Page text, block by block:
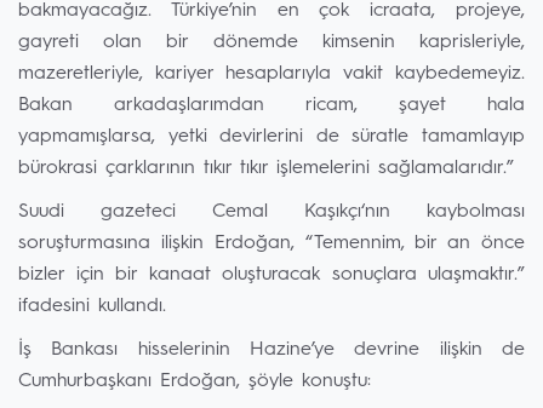
bakmayacağız. Türkiye’nin en çok icraata, projeye,
gayreti olan bir dönemde kimsenin kaprisleriyle,
mazeretleriyle, kariyer hesaplarıyla vakit kaybedemeyiz.
Bakan arkadaşlarımdan ricam, şayet hala
yapmamışlarsa, yetki devirlerini de süratle tamamlayıp
bürokrasi çarklarının tıkır tıkır işlemelerini sağlamalarıdır.”
Suudi gazeteci Cemal Kaşıkçı‘nın kaybolması
soruşturmasına ilişkin Erdoğan, “Temennim, bir an önce
bizler için bir kanaat oluşturacak sonuçlara ulaşmaktır.”
ifadesini kullandı.
İş Bankası hisselerinin Hazine’ye devrine ilişkin de
Cumhurbaşkanı Erdoğan, şöyle konuştu: